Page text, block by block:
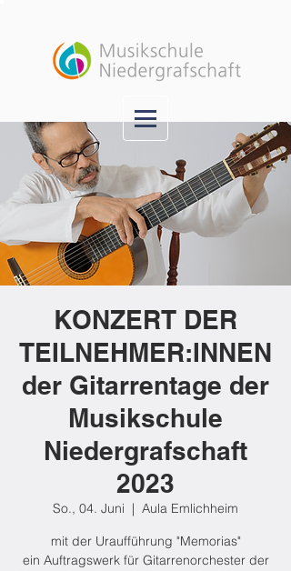
KONZERT DER
TEILNEHMER:INNEN
der Gitarrentage der
Musikschule
Niedergrafschaft
2023
So., 04. Juni
  |
Aula Emlichheim
mit der Uraufführung "Memorias"
ein Auftragswerk für Gitarrenorchester der